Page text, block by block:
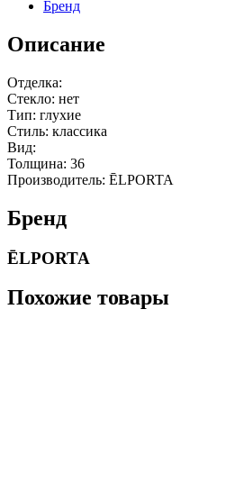
Бренд
Описание
Отделка:
Стекло: нет
Тип: глухие
Стиль: классика
Вид:
Толщина: 36
Производитель: ĒLPORTA
Бренд
ĒLPORTA
Похожие товары